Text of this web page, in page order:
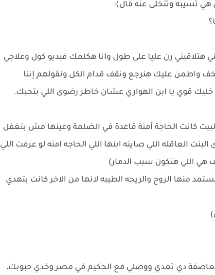
تسيبه وتتخلى عنه قال):
رن عليا على طول وانا هكلمك فيديو كول وعلاجي
واطمن عليك هنرجع ونقف قدام الكل ونقولهم إننا
قوي يا ابن الهواري عشان خاطر رضوى اللي بتحبك.
كانت الحاجة آمنة قاعدة في الضلمة وعينها مش بتغفل
العاقله اللي صاينه ابنها اللي الحاجه امنه لو عرفت اللي
هي اللي هتكون سبب الدمار)
منها الروح والريحه الطيبه لانها من الاخر كانت بتهدي
دي تعدي ووصلي مع الحكيم في مصر وخدي حبوبك،